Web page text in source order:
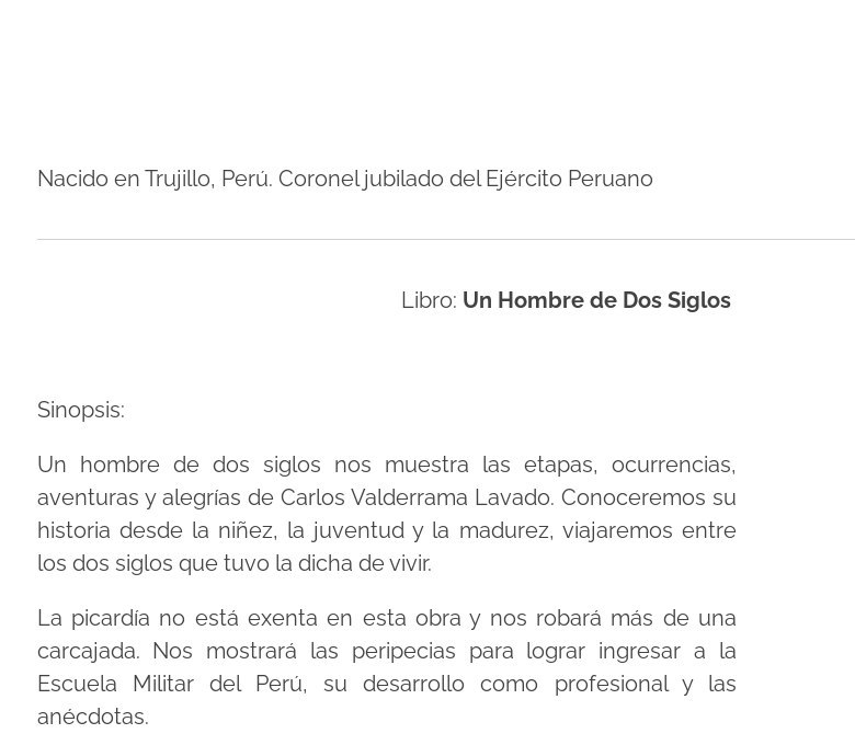
Nacido en Trujillo, Perú. Coronel jubilado del Ejército Peruano
Libro: Un Hombre de Dos Siglos
Sinopsis:
Un hombre de dos siglos nos muestra las etapas, ocurrencias,
aventuras y alegrías de Carlos Valderrama Lavado. Conoceremos su
historia desde la niñez, la juventud y la madurez, viajaremos entre
los dos siglos que tuvo la dicha de vivir.
La picardía no está exenta en esta obra y nos robará más de una
carcajada. Nos mostrará las peripecias para lograr ingresar a la
Escuela Militar del Perú, su desarrollo como profesional y las
anécdotas.